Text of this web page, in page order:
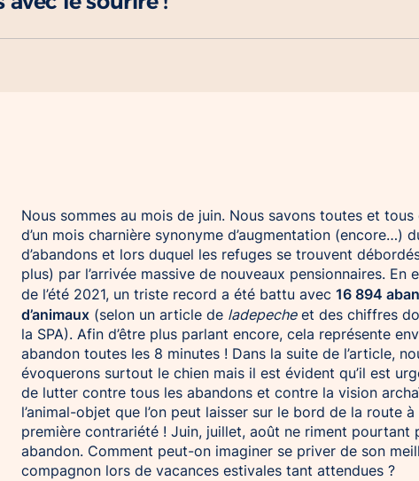
Nous sommes au mois de juin. Nous savons toutes et tous
d’un mois charnière synonyme d’augmentation (encore…)
d’abandons et lors duquel les refuges se trouvent
plus) par l’arrivée massive de nouveaux pensionnaires. En
de l’été 2021, un triste record a été battu avec 16 894
d’animaux (selon un article de ladepecheet des chiffres
la SPA). Afin d’être plus parlant encore, cela représente
abandon toutes les 8 minutes ! Dans la suite de l’article,
évoquerons surtout le chien mais il est évident qu’il est
de lutter contre tous les abandons et contre la vision
l’animal-objet que l’on peut laisser sur le bord de la route à
première contrariété ! Juin, juillet, août ne riment pourtant
abandon. Comment peut-on imaginer se priver de son
compagnon lors de vacances estivales tant attendues ?